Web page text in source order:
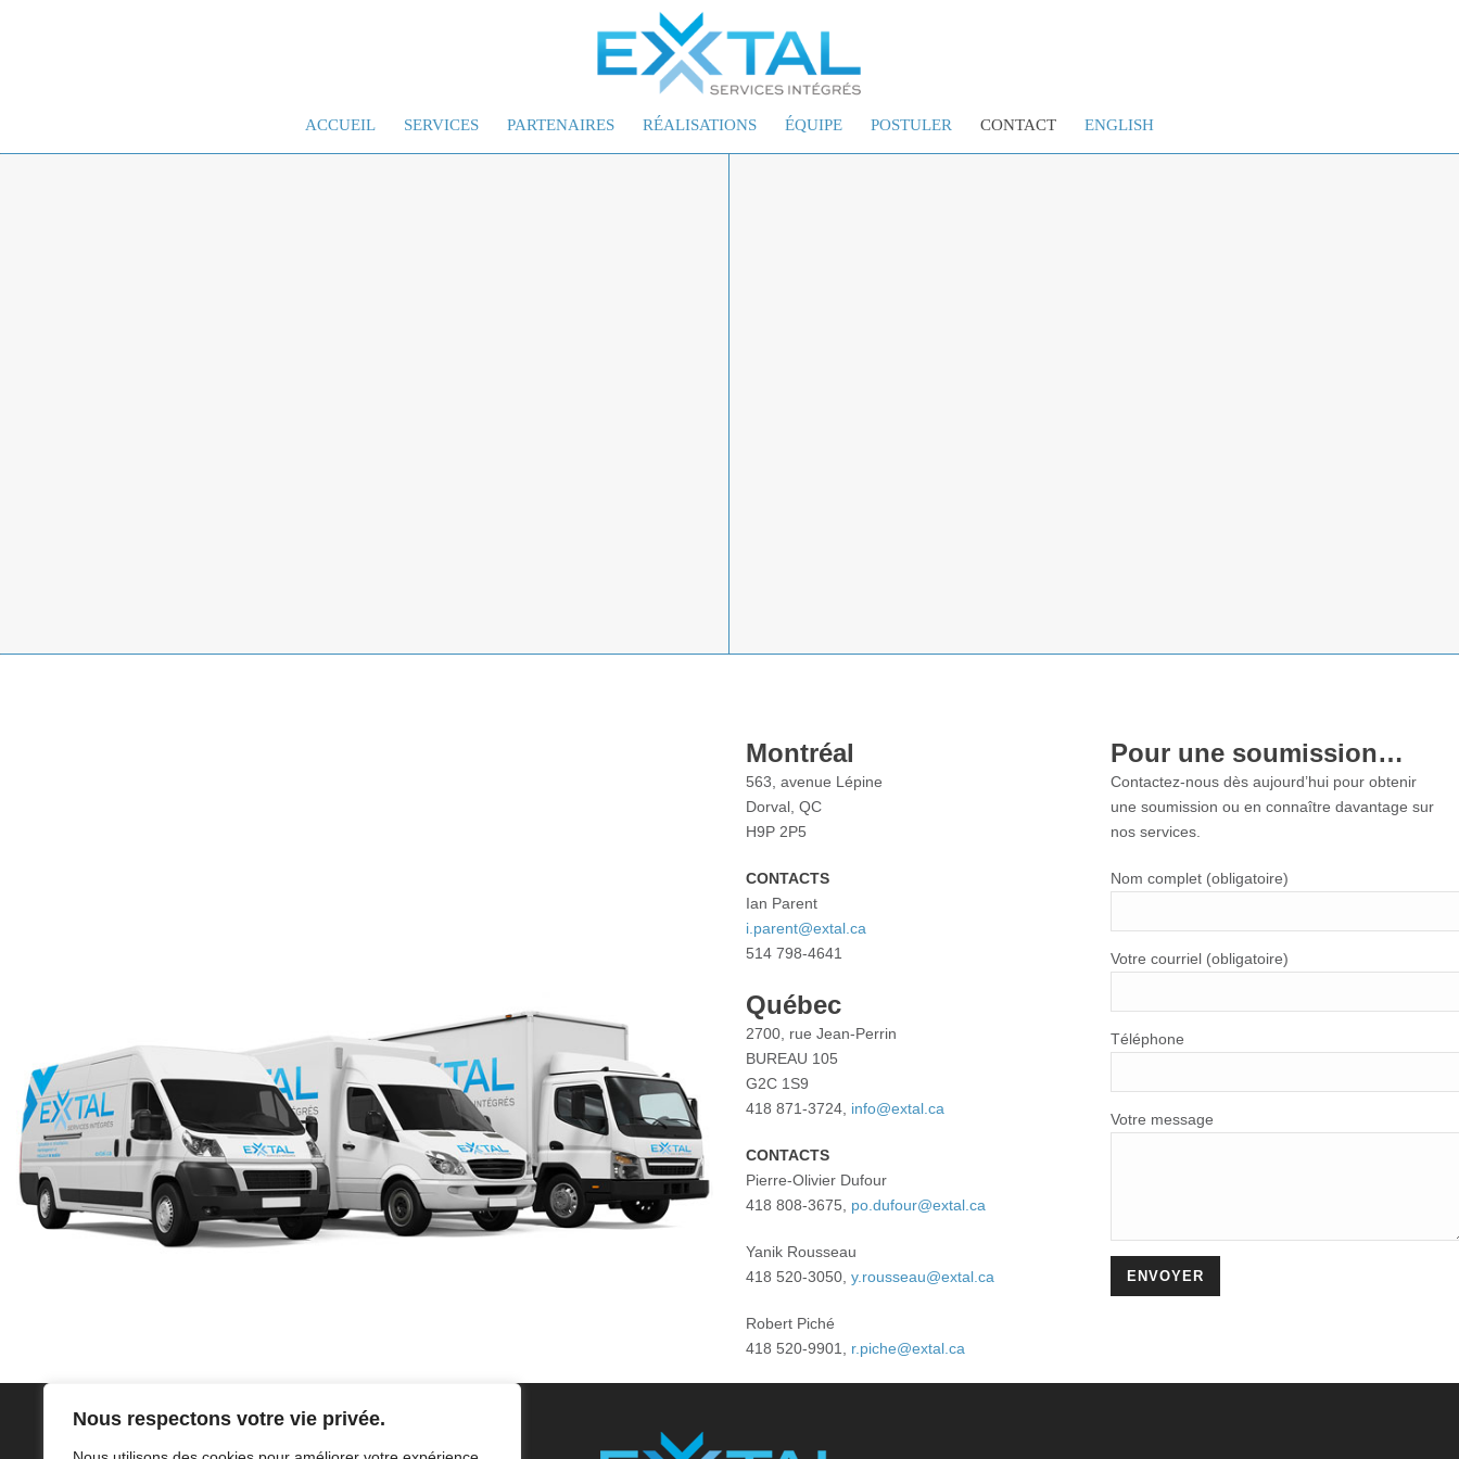
Nous respectons votre vie privée.
ACCUEIL SERVICES PARTENAIRES RÉALISATIONS ÉQUIPE POSTULER CONTACT ENGLISH
Montréal
563, avenue Lépine
Dorval, QC
H9P 2P5
CONTACTS
Ian Parent
i.parent@extal.ca
514 798-4641
Québec
2700, rue Jean-Perrin
BUREAU 105
G2C 1S9
418 871-3724, info@extal.ca
CONTACTS
Pierre-Olivier Dufour
418 808-3675, po.dufour@extal.ca
Yanik Rousseau
418 520-3050, y.rousseau@extal.ca
Robert Piché
418 520-9901, r.piche@extal.ca
Pour une soumission…
Contactez-nous dès aujourd’hui pour obtenir
une soumission ou en connaître davantage sur
nos services.
Nom complet (obligatoire)
Votre courriel (obligatoire)
Téléphone
Votre message